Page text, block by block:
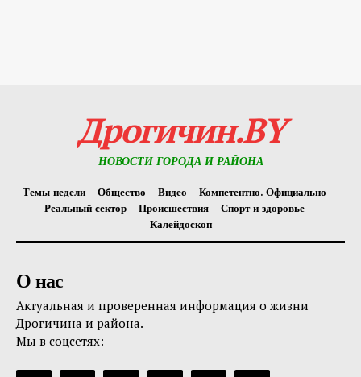
Дрогичин.BY
НОВОСТИ ГОРОДА И РАЙОНА
Темы недели Общество Видео
Компетентно. Официально
Реальный сектор
Происшествия
Спорт и здоровье
Калейдоскоп
О нас
Актуальная и проверенная информация о жизни
Дрогичина и района.
Мы в соцсетях: